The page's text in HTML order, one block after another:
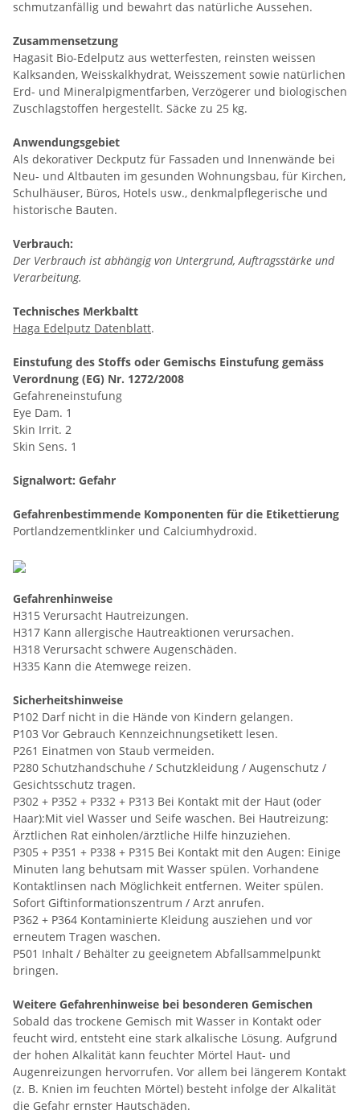
schmutzanfällig und bewahrt das natürliche Aussehen.
Zusammensetzung
Hagasit Bio-Edelputz aus wetterfesten, reinsten weissen
Kalksanden, Weisskalkhydrat, Weisszement sowie natürlichen
Erd- und Mineralpigmentfarben, Verzögerer und biologischen
Zuschlagstoffen hergestellt. Säcke zu 25 kg.
Anwendungsgebiet
Als dekorativer Deckputz für Fassaden und Innenwände bei
Neu- und Altbauten im gesunden Wohnungsbau, für Kirchen,
Schulhäuser, Büros, Hotels usw., denkmalpflegerische und
historische Bauten.
Verbrauch:
Der Verbrauch ist abhängig von Untergrund, Auftragsstärke und
Verarbeitung.
Technisches Merkbaltt
Haga Edelputz Datenblatt.
Einstufung des Stoffs oder Gemischs Einstufung gemäss
Verordnung (EG) Nr. 1272/2008
Gefahreneinstufung
Eye Dam. 1
Skin Irrit. 2
Skin Sens. 1
Signalwort: Gefahr
Gefahrenbestimmende Komponenten für die Etikettierung
Portlandzementklinker und Calciumhydroxid.
Gefahrenhinweise
H315 Verursacht Hautreizungen.
H317 Kann allergische Hautreaktionen verursachen.
H318 Verursacht schwere Augenschäden.
H335 Kann die Atemwege reizen.
Sicherheitshinweise
P102 Darf nicht in die Hände von Kindern gelangen.
P103 Vor Gebrauch Kennzeichnungsetikett lesen.
P261 Einatmen von Staub vermeiden.
P280 Schutzhandschuhe / Schutzkleidung / Augenschutz /
Gesichtsschutz tragen.
P302 + P352 + P332 + P313 Bei Kontakt mit der Haut (oder
Haar):Mit viel Wasser und Seife waschen. Bei Hautreizung:
Ärztlichen Rat einholen/ärztliche Hilfe hinzuziehen.
P305 + P351 + P338 + P315 Bei Kontakt mit den Augen: Einige
Minuten lang behutsam mit Wasser spülen. Vorhandene
Kontaktlinsen nach Möglichkeit entfernen. Weiter spülen.
Sofort Giftinformationszentrum / Arzt anrufen.
P362 + P364 Kontaminierte Kleidung ausziehen und vor
erneutem Tragen waschen.
P501 Inhalt / Behälter zu geeignetem Abfallsammelpunkt
bringen.
Weitere Gefahrenhinweise bei besonderen Gemischen
Sobald das trockene Gemisch mit Wasser in Kontakt oder
feucht wird, entsteht eine stark alkalische Lösung. Aufgrund
der hohen Alkalität kann feuchter Mörtel Haut- und
Augenreizungen hervorrufen. Vor allem bei längerem Kontakt
(z. B. Knien im feuchten Mörtel) besteht infolge der Alkalität
die Gefahr ernster Hautschäden.